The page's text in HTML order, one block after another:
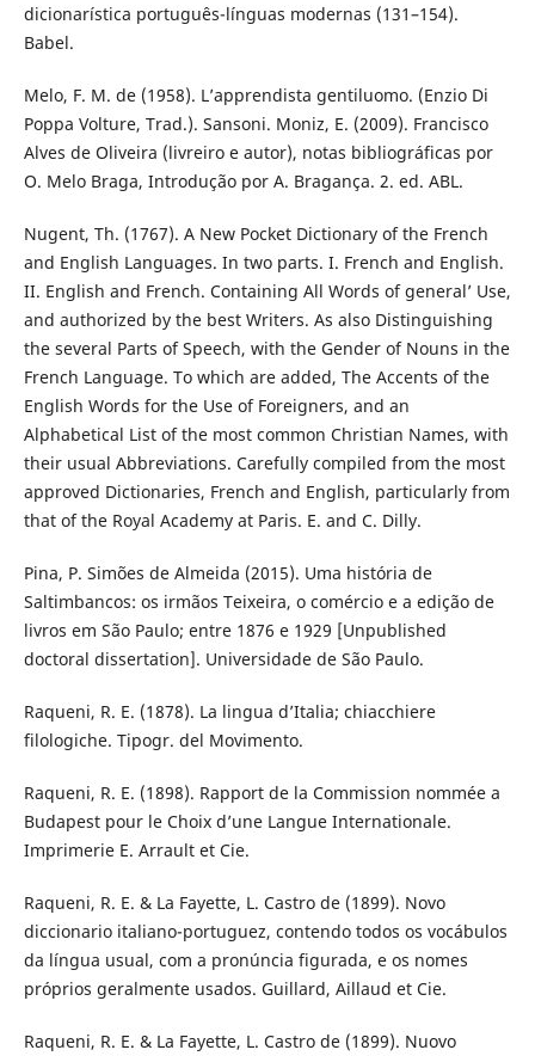
dicionarística português-línguas modernas (131–154).
Babel.
Melo, F. M. de (1958). L’apprendista gentiluomo. (Enzio Di
Poppa Volture, Trad.). Sansoni. Moniz, E. (2009). Francisco
Alves de Oliveira (livreiro e autor), notas bibliográficas por
O. Melo Braga, Introdução por A. Bragança. 2. ed. ABL.
Nugent, Th. (1767). A New Pocket Dictionary of the French
and English Languages. In two parts. I. French and English.
II. English and French. Containing All Words of general’ Use,
and authorized by the best Writers. As also Distinguishing
the several Parts of Speech, with the Gender of Nouns in the
French Language. To which are added, The Accents of the
English Words for the Use of Foreigners, and an
Alphabetical List of the most common Christian Names, with
their usual Abbreviations. Carefully compiled from the most
approved Dictionaries, French and English, particularly from
that of the Royal Academy at Paris. E. and C. Dilly.
Pina, P. Simões de Almeida (2015). Uma história de
Saltimbancos: os irmãos Teixeira, o comércio e a edição de
livros em São Paulo; entre 1876 e 1929 [Unpublished
doctoral dissertation]. Universidade de São Paulo.
Raqueni, R. E. (1878). La lingua d’Italia; chiacchiere
filologiche. Tipogr. del Movimento.
Raqueni, R. E. (1898). Rapport de la Commission nommée a
Budapest pour le Choix d’une Langue Internationale.
Imprimerie E. Arrault et Cie.
Raqueni, R. E. & La Fayette, L. Castro de (1899). Novo
diccionario italiano-portuguez, contendo todos os vocábulos
da língua usual, com a pronúncia figurada, e os nomes
próprios geralmente usados. Guillard, Aillaud et Cie.
Raqueni, R. E. & La Fayette, L. Castro de (1899). Nuovo